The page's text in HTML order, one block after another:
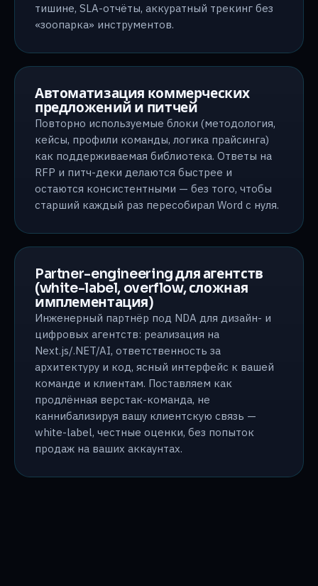
тишине, SLA-отчёты, аккуратный трекинг без
«зоопарка» инструментов.
Автоматизация коммерческих
предложений и питчей
Повторно используемые блоки (методология,
кейсы, профили команды, логика прайсинга)
как поддерживаемая библиотека. Ответы на
RFP и питч-деки делаются быстрее и
остаются консистентными — без того, чтобы
старший каждый раз пересобирал Word с нуля.
Partner-engineering для агентств
(white-label, overflow, сложная
имплементация)
Инженерный партнёр под NDA для дизайн- и
цифровых агентств: реализация на
Next.js/.NET/AI, ответственность за
архитектуру и код, ясный интерфейс к вашей
команде и клиентам. Поставляем как
продлённая верстак-команда, не
каннибализируя вашу клиентскую связь —
white-label, честные оценки, без попыток
продаж на ваших аккаунтах.